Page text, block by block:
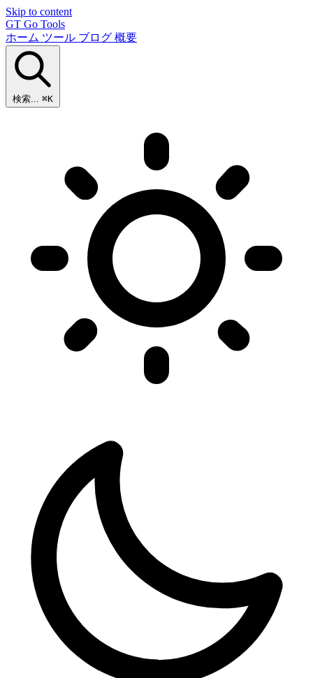
Skip to content
GT Go Tools
ホーム ツール ブログ 概要
検索... ⌘K